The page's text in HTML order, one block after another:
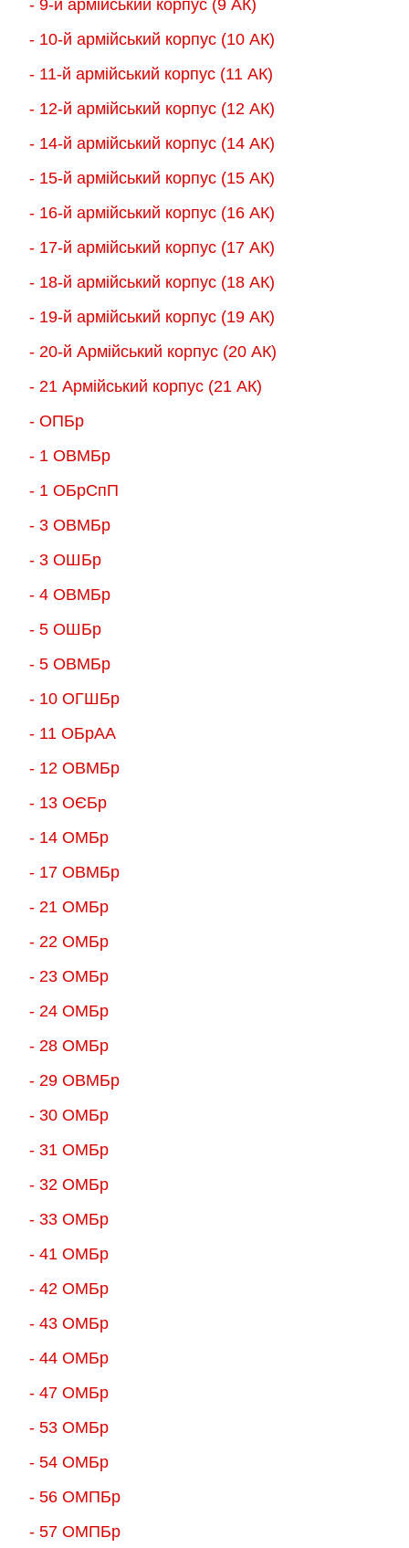
- 9-й армійський корпус (9 АК)
- 10-й армійський корпус (10 АК)
- 11-й армійський корпус (11 АК)
- 12-й армійський корпус (12 АК)
- 14-й армійський корпус (14 АК)
- 15-й армійський корпус (15 АК)
- 16-й армійський корпус (16 АК)
- 17-й армійський корпус (17 АК)
- 18-й армійський корпус (18 AК)
- 19-й армійський корпус (19 АК)
- 20-й Армійський корпус (20 АК)
- 21 Армійський корпус (21 АК)
- ОПБр
- 1 ОВМБр
- 1 ОБрСпП
- 3 ОВМБр
- 3 ОШБр
- 4 ОВМБр
- 5 ОШБр
- 5 ОВМБр
- 10 ОГШБр
- 11 ОБрАА
- 12 ОВМБр
- 13 ОЄБр
- 14 ОМБр
- 17 ОВМБр
- 21 ОМБр
- 22 ОМБр
- 23 ОМБр
- 24 ОМБр
- 28 ОМБр
- 29 ОВМБр
- 30 ОМБр
- 31 ОМБр
- 32 ОМБр
- 33 ОМБр
- 41 ОМБр
- 42 ОМБр
- 43 ОМБр
- 44 ОМБр
- 47 ОМБр
- 53 ОМБр
- 54 ОМБр
- 56 ОМПБр
- 57 ОМПБр